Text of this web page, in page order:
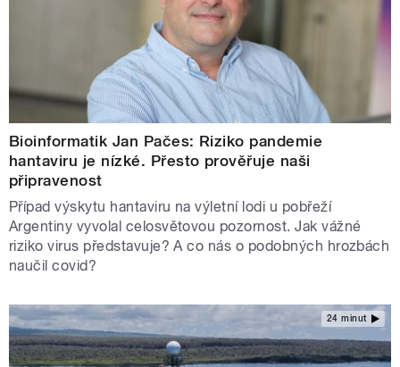
Bioinformatik Jan Pačes: Riziko pandemie
hantaviru je nízké. Přesto prověřuje naši
připravenost
Případ výskytu hantaviru na výletní lodi u pobřeží
Argentiny vyvolal celosvětovou pozornost. Jak vážné
riziko virus představuje? A co nás o podobných hrozbách
naučil covid?
24 minut